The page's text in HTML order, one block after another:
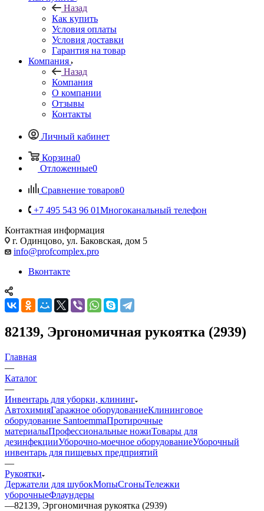
Назад
Как купить
Условия оплаты
Условия доставки
Гарантия на товар
Компания
Назад
Компания
О компании
Отзывы
Контакты
Личный кабинет
Корзина0
Отложенные0
Сравнение товаров0
+7 495 543 96 01Многоканальный телефон
Контактная информация
г. Одинцово, ул. Баковская, дом 5
info@profcomplex.pro
Вконтакте
82139, Эргономичная рукоятка (2939)
Главная
—
Каталог
—
Инвентарь для уборки, клининг
АвтохимияГаражное оборудованиеКлининговое
оборудование SantoemmaПротирочные
материалыПрофессиональные ножиТовары для
дезинфекцииУборочно-моечное оборудованиеУборочный
инвентарь для пищевых предприятий
—
Рукоятки
Держатели для шубокМопыСгоныТележки
уборочныеФлаундеры
—82139, Эргономичная рукоятка (2939)